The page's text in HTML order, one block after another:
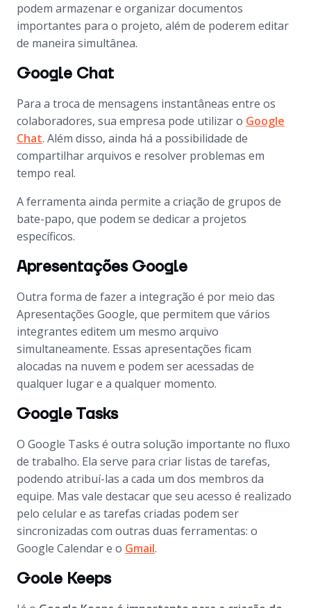
podem armazenar e organizar documentos
importantes para o projeto, além de poderem editar
de maneira simultânea.
Google Chat
Para a troca de mensagens instantâneas entre os
colaboradores, sua empresa pode utilizar o Google
Chat. Além disso, ainda há a possibilidade de
compartilhar arquivos e resolver problemas em
tempo real.
A ferramenta ainda permite a criação de grupos de
bate-papo, que podem se dedicar a projetos
específicos.
Apresentações Google
Outra forma de fazer a integração é por meio das
Apresentações Google, que permitem que vários
integrantes editem um mesmo arquivo
simultaneamente. Essas apresentações ficam
alocadas na nuvem e podem ser acessadas de
qualquer lugar e a qualquer momento.
Google Tasks
O Google Tasks é outra solução importante no fluxo
de trabalho. Ela serve para criar listas de tarefas,
podendo atribuí-las a cada um dos membros da
equipe. Mas vale destacar que seu acesso é realizado
pelo celular e as tarefas criadas podem ser
sincronizadas com outras duas ferramentas: o
Google Calendar e o Gmail.
Goole Keeps